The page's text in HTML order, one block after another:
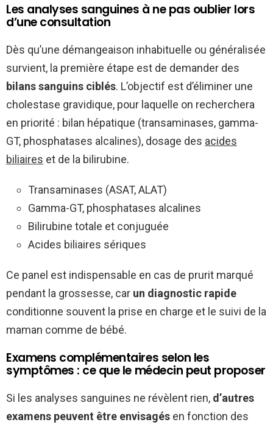
Les analyses sanguines à ne pas oublier lors
d’une consultation
Dès qu’une démangeaison inhabituelle ou généralisée
survient, la première étape est de demander des
bilans sanguins ciblés. L’objectif est d’éliminer une
cholestase gravidique, pour laquelle on recherchera
en priorité : bilan hépatique (transaminases, gamma-
GT, phosphatases alcalines), dosage des acides
biliaires et de la bilirubine.
Transaminases (ASAT, ALAT)
Gamma-GT, phosphatases alcalines
Bilirubine totale et conjuguée
Acides biliaires sériques
Ce panel est indispensable en cas de prurit marqué
pendant la grossesse, car un diagnostic rapide
conditionne souvent la prise en charge et le suivi de la
maman comme de bébé.
Examens complémentaires selon les
symptômes : ce que le médecin peut proposer
Si les analyses sanguines ne révèlent rien, d’autres
examens peuvent être envisagés en fonction des